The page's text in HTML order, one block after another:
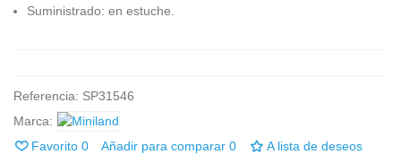
Suministrado: en estuche
Referencia: SP31546
Marca:
Favorito 0 Añadir para comparar 0 A lista de deseos